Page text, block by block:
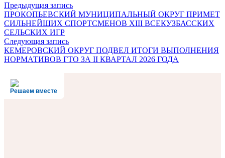
Предыдущая запись
ПРОКОПЬЕВСКИЙ МУНИЦИПАЛЬНЫЙ ОКРУГ ПРИМЕТ
СИЛЬНЕЙШИХ СПОРТСМЕНОВ XIII ВСЕКУЗБАССКИХ
СЕЛЬСКИХ ИГР
Следующая запись
КЕМЕРОВСКИЙ ОКРУГ ПОДВЕЛ ИТОГИ ВЫПОЛНЕНИЯ
НОРМАТИВОВ ГТО ЗА II КВАРТАЛ 2026 ГОДА
Решаем вместе